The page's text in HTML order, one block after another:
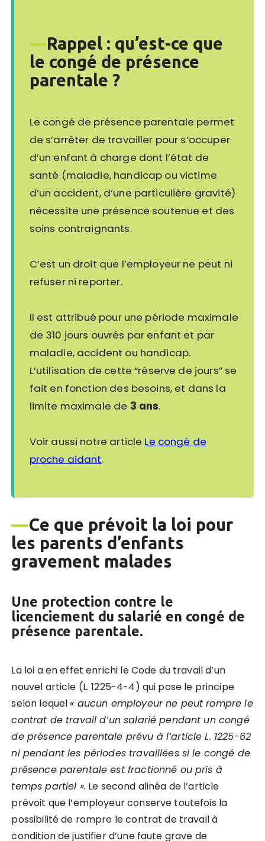
—Rappel : qu’est-ce que
le congé de présence
parentale ?
Le congé de présence parentale permet
de s’arrêter de travailler pour s’occuper
d’un enfant à charge dont l’état de
santé (maladie, handicap ou victime
d’un accident, d’une particulière gravité)
nécessite une présence soutenue et des
soins contraignants.
C’est un droit que l’employeur ne peut ni
refuser ni reporter.
Il est attribué pour une période maximale
de 310 jours ouvrés par enfant et par
maladie, accident ou handicap.
L’utilisation de cette “réserve de jours” se
fait en fonction des besoins, et dans la
limite maximale de 3 ans.
Voir aussi notre article Le congé de
proche aidant.
—Ce que prévoit la loi pour
les parents d’enfants
gravement malades
Une protection contre le
licenciement du salarié en congé de
présence parentale.
La loi a en effet enrichi le Code du travail d’un
nouvel article (L. 1225-4-4) qui pose le principe
selon lequel « aucun employeur ne peut rompre le
contrat de travail d’un salarié pendant un congé
de présence parentale prévu à l’article L. 1225-62
ni pendant les périodes travaillées si le congé de
présence parentale est fractionné ou pris à
temps partiel ». Le second alinéa de l’article
prévoit que l’employeur conserve toutefois la
possibilité de rompre le contrat de travail à
condition de justifier d’une faute grave de